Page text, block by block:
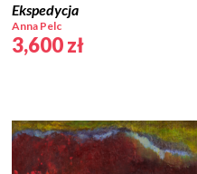
Ekspedycja
Anna Pelc
3,600zł